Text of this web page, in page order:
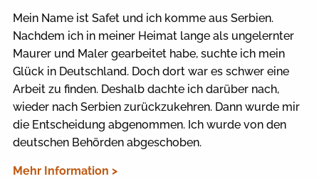
Mein Name ist Safet und ich komme aus Serbien.
Nachdem ich in meiner Heimat lange als ungelernter
Maurer und Maler gearbeitet habe, suchte ich mein
Glück in Deutschland. Doch dort war es schwer eine
Arbeit zu finden. Deshalb dachte ich darüber nach,
wieder nach Serbien zurückzukehren. Dann wurde mir
die Entscheidung abgenommen. Ich wurde von den
deutschen Behörden abgeschoben.
Mehr Information >